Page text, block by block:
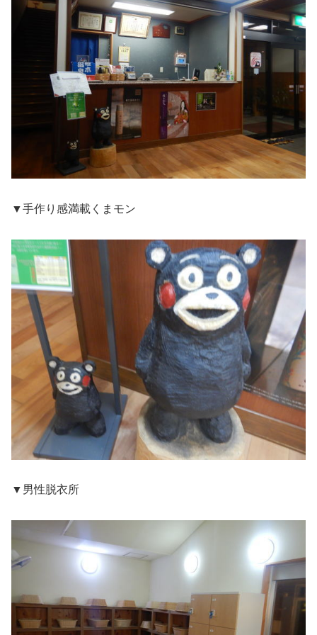
▼手作り感満載くまモン
▼男性脱衣所